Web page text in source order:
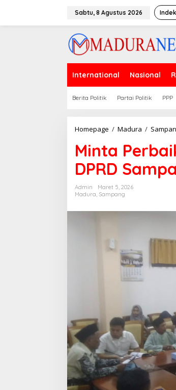
Sabtu, 8 Agustus 2026
International Nasional
Berita Politik Partai Politik PPP
Homepage / Madura /
Minta
DPRD
Admin
Maret 5, 2026
Madura, Sampang